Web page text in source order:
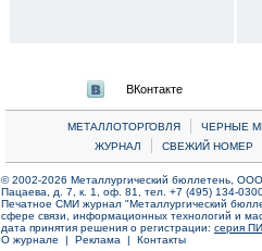
ВКонтакте
МЕТАЛЛОТОРГОВЛЯ | ЧЕРНЫЕ
ЖУРНАЛ
| СВЕЖИЙ НОМЕР
© 2002-2026 Металлургический бюллетень,
Пацаева, д. 7, к. 1, оф. 81, тел. +7 (495) 134-
Печатное СМИ журнал "Металлургический
сфере связи, информационных технологий и
дата принятия решения о регистрации: серия
О журнале | Реклама | Контакты